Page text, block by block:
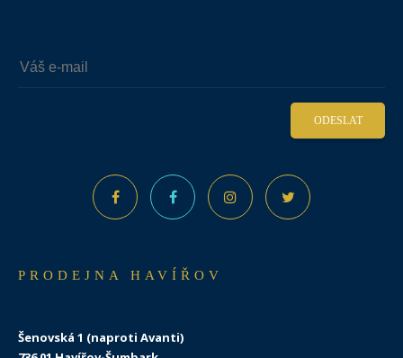
ODESLAT
PRODEJNA HAVÍŘOV
Šenovská 1 (naproti Avanti)